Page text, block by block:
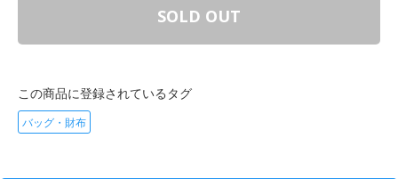
SOLD OUT
この商品に登録されているタグ
バッグ・財布